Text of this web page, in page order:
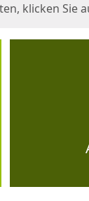
klicken Sie